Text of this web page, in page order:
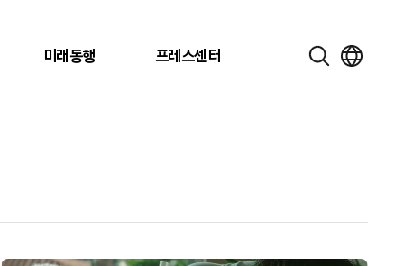
미래동행 프레스센터